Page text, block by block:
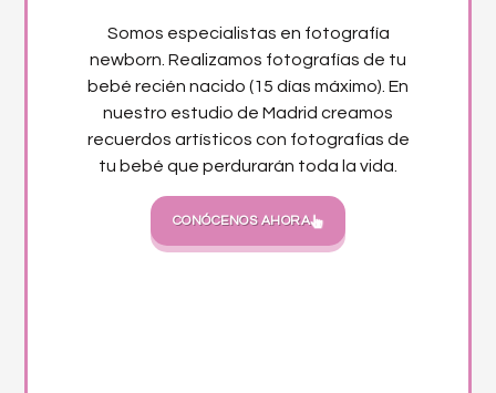
Somos especialistas en fotografía
newborn. Realizamos fotografías de tu
bebé recién nacido (15 días máximo). En
nuestro estudio de Madrid creamos
recuerdos artísticos con fotografías de
tu bebé que perdurarán toda la vida.
CONÓCENOS AHORA